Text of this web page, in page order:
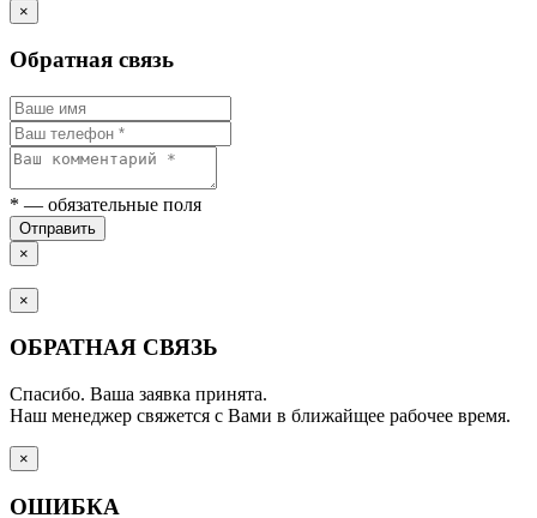
×
Обратная связь
* — обязательные поля
Отправить
×
×
ОБРАТНАЯ СВЯЗЬ
Спасибо. Ваша заявка принята.
Наш менеджер свяжется с Вами в ближайщее рабочее время.
×
ОШИБКА